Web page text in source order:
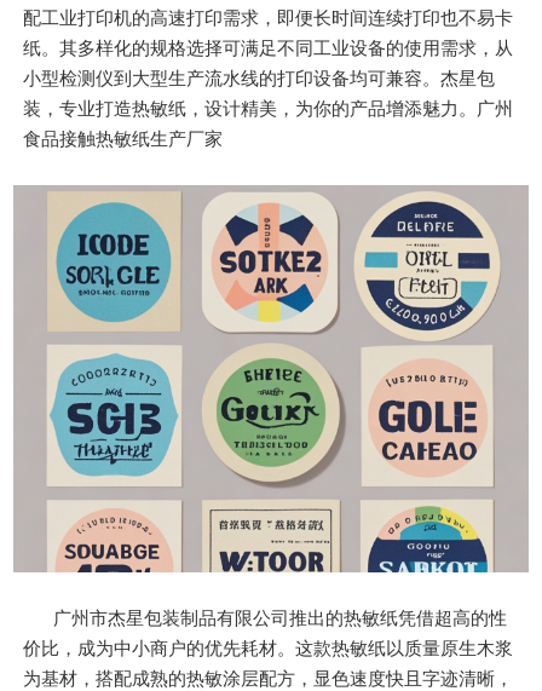
配工业打印机的高速打印需求，即便长时间连续打印也不易卡
纸。其多样化的规格选择可满足不同工业设备的使用需求，从
小型检测仪到大型生产流水线的打印设备均可兼容。杰星包
装，专业打造热敏纸，设计精美，为你的产品增添魅力。广州
食品接触热敏纸生产厂家
广州市杰星包装制品有限公司推出的热敏纸凭借超高的性
价比，成为中小商户的优先耗材。这款热敏纸以质量原生木浆
为基材，搭配成熟的热敏涂层配方，显色速度快且字迹清晰，